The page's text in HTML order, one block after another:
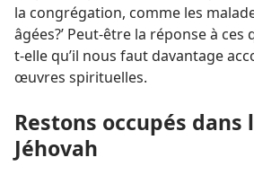
la congrégation, comme les
âgées?’ Peut-être la réponse à
t-​elle qu’il nous faut davantage
œuvres spirituelles.
Restons occupés dans
Jéhovah